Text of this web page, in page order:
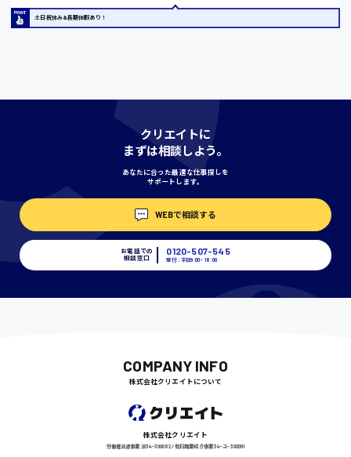
時給1400円〜
土日祝休み&長期休暇あり！
クリエイトに
まずは相談しよう。
あなたに合った最適な仕事探しを
サポートします。
WEBで相談する
お電話での
相談窓口
0120-507-545
受付：平日9:00 - 18:00
COMPANY INFO
株式会社クリエイトについて
株式会社クリエイト
労働者派遣事業 派34-300062 / 有料職業紹介事業 34-ユ-300091